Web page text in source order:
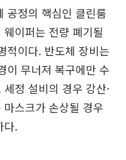
공정의 핵심인 클린룸
이퍼는 전량 폐기될
적이다. 반도체 장비는
이 무너져 복구에만 수
정 설비의 경우 강산·
스크가 손상될 경우
다.